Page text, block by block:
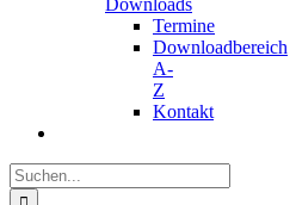
Downloads
Termine
Downloadbereich
A-
Z
Kontakt
Suche
nach: